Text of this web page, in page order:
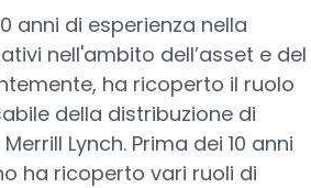
anni di esperienza nella
nell'ambito dell’asset e del
ha ricoperto il ruolo
della distribuzione di
Lynch. Prima dei 10 anni
ha ricoperto vari ruoli di